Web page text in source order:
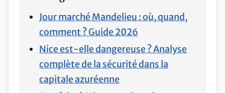
Jour marché Mandelieu : où, quand,
comment ? Guide 2026
Nice est-elle dangereuse ? Analyse
complète de la sécurité dans la
capitale azuréenne